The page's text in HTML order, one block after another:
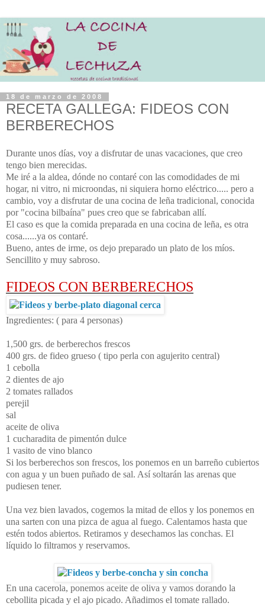
18 de marzo de 2008
RECETA GALLEGA: FIDEOS CON
BERBERECHOS
Durante unos días, voy a disfrutar de unas vacaciones, que creo
tengo bien merecidas.
Me iré a la aldea, dónde no contaré con las comodidades de mi
hogar, ni vitro, ni microondas, ni siquiera horno eléctrico..... pero a
cambio, voy a disfrutar de una cocina de leña tradicional, conocida
por "cocina bilbaína" pues creo que se fabricaban allí.
El caso es que la comida preparada en una cocina de leña, es otra
cosa......ya os contaré.
Bueno, antes de irme, os dejo preparado un plato de los míos.
Sencillito y muy sabroso.
FIDEOS CON BERBERECHOS
Ingredientes: ( para 4 personas)
1,500 grs. de berberechos frescos
400 grs. de fideo grueso ( tipo perla con agujerito central)
1 cebolla
2 dientes de ajo
2 tomates rallados
perejil
sal
aceite de oliva
1 cucharadita de pimentón dulce
1 vasito de vino blanco
Si los berberechos son frescos, los ponemos en un barreño cubiertos
con agua y un buen puñado de sal. Así soltarán las arenas que
pudiesen tener.
Una vez bien lavados, cogemos la mitad de ellos y los ponemos en
una sarten con una pizca de agua al fuego. Calentamos hasta que
estén todos abiertos. Retiramos y desechamos las conchas. El
líquido lo filtramos y reservamos.
En una cacerola, ponemos aceite de oliva y vamos dorando la
cebollita picada y el ajo picado. Añadimos el tomate rallado.